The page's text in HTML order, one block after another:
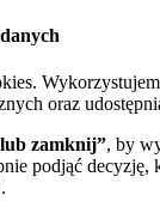
oraz
zamknij”, by
podjąć
.